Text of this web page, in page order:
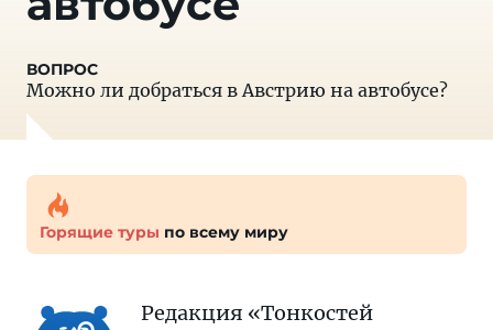
Можно ли добраться в Австрию на автобусе?
Горящие туры по всему миру
Редакция «Тонкостей